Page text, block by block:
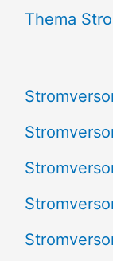
n
h
:
Thema